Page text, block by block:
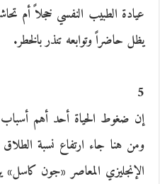
عيادة الطبيب النفسي خجلاً أم
يظل حاضراً وتوابعه تنذر بالخطر.
5
إن ضغوط الحياة أحد أهم
ومن هنا جاء ارتفاع نسبة
الإنجليزي المعاصر «جون